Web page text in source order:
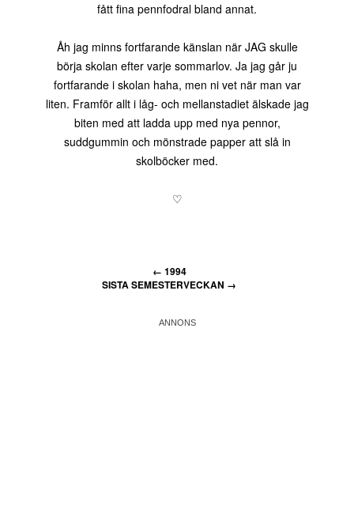
fått fina pennfodral bland annat.
Åh jag minns fortfarande känslan när JAG skulle
börja skolan efter varje sommarlov. Ja jag går ju
fortfarande i skolan haha, men ni vet när man var
liten. Framför allt i låg- och mellanstadiet älskade jag
biten med att ladda upp med nya pennor,
suddgummin och mönstrade papper att slå in
skolböcker med.
♡
← 1994
SISTA SEMESTERVECKAN →